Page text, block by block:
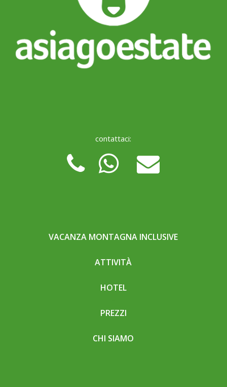
contattaci:
VACANZA MONTAGNA INCLUSIVE
ATTIVITÀ
HOTEL
PREZZI
CHI SIAMO